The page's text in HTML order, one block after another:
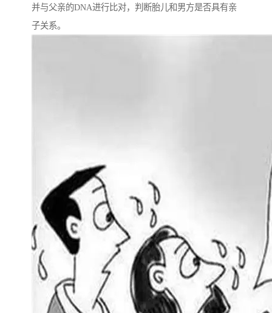
并与父亲的DNA进行比对，判断胎儿和男方是否具有亲
子关系。